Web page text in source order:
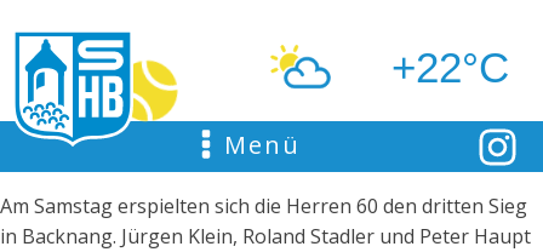
+22°C
Menü
Am Samstag erspielten sich die Herren 60 den dritten Sieg
in Backnang. Jürgen Klein, Roland Stadler und Peter Haupt